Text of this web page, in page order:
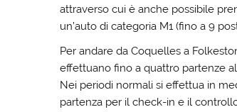
attraverso cui è anche possibile
un’auto di categoria M1 (fino a 9
Per andare da Coquelles a
effettuano fino a quattro partenze
Nei periodi normali si effettua in
partenza per il check-in e il